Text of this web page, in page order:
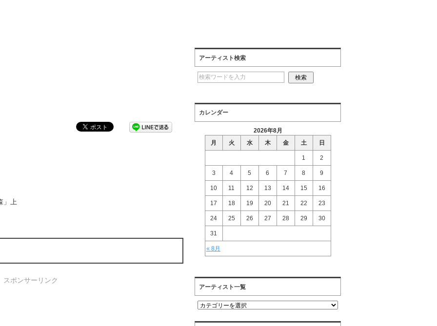
」上
スポンサーリンク
アーティスト検索
カレンダー
2026年8月
月
火 水 木 金 土 日
« 8月
1 2
3 4 5 6 7 8 9
10 11 12 13 14 15 16
17 18 19 20 21 22 23
24 25 26 27 28 29 30
31
アーティスト一覧
ア
テ